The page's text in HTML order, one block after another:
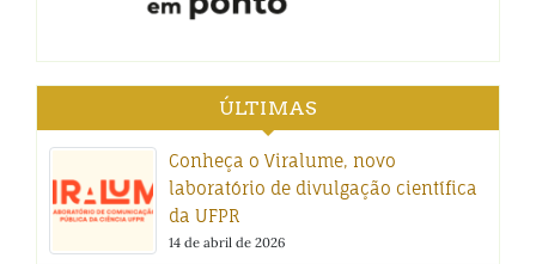
ÚLTIMAS
Conheça o Viralume, novo
laboratório de divulgação científica
da UFPR
14 de abril de 2026